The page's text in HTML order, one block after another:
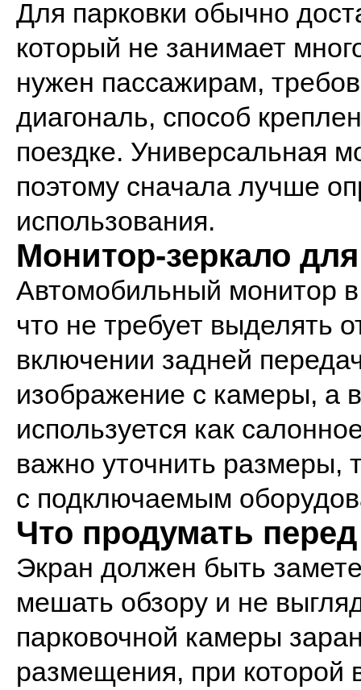
Для парковки обычно
который не занимает
нужен пассажирам,
диагональ, способ
поездке. Универсальная
поэтому сначала лучше
использования.
Монитор-зеркало
Автомобильный монитор
что не требует выделять
включении задней
изображение с камеры, а
используется как
важно уточнить размеры,
с подключаемым
Что продумать
Экран должен быть
мешать обзору и не
парковочной камеры
размещения, при которой